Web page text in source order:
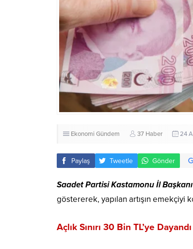
Ekonomi Gündem 37 Haber 24
Paylaş Tweetle Gönder
Saadet Partisi Kastamonu İl Başkanı
göstererek, yapılan artışın emekçiyi
Açlık Sınırı 30 Bin TL’ye Dayandı